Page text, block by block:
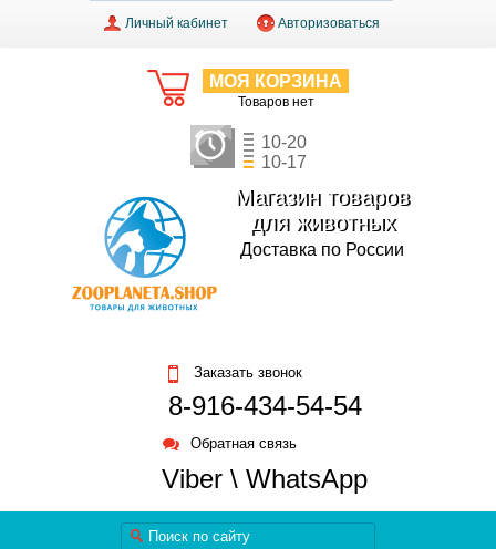
Личный кабинет Авторизоваться
МОЯ КОРЗИНА
Товаров нет
10-20
10-17
Магазин товаров
для животных
Доставка по России
Заказать звонок
8-916-434-54-54
Обратная связь
Viber \ WhatsApp